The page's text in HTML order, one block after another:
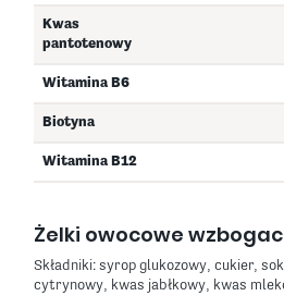
Kwas
pantotenowy
Witamina B6
Biotyna
Witamina B12
Żelki owocowe
Składniki: syrop glukozowy, cukier,
cytrynowy, kwas jabłkowy, kwas